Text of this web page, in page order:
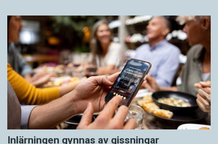
Inlärningen gynnas av gissningar